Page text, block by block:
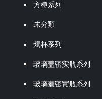
方樽系列
未分類
燭杯系列
玻璃盖密实瓶系列
玻璃蓋密實瓶系列